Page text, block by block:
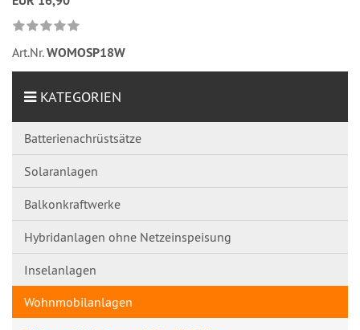
Art.Nr.WOMOSP18W
KATEGORIEN
Batterienachrüstsätze
Solaranlagen
Balkonkraftwerke
Hybridanlagen ohne Netzeinspeisung
Inselanlagen
Wohnmobilanlagen